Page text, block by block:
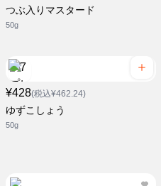
つぶ入りマスタード
50g
¥428(税込¥462.24)
ゆずこしょう
50g